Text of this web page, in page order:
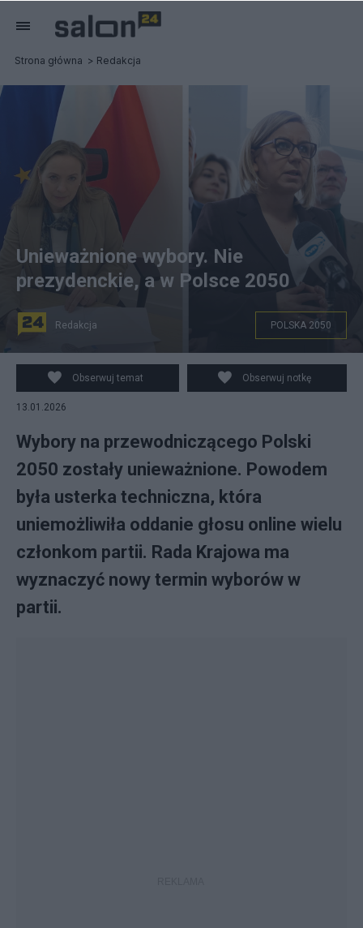
Strona główna Redakcja
Unieważnione wybory. Nie
prezydenckie, a w Polsce 2050
Redakcja POLSKA 2050
Obserwuj temat Obserwuj notkę
13.01.2026
Wybory na przewodniczącego Polski
2050 zostały unieważnione. Powodem
była usterka techniczna, która
uniemożliwiła oddanie głosu online wielu
członkom partii. Rada Krajowa ma
wyznaczyć nowy termin wyborów w
partii.